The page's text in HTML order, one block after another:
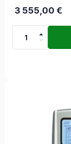
3 555,00 €